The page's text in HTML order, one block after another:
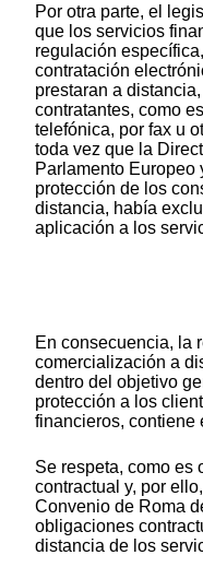
Por otra parte, el
que los servicios
regulación
contratación
prestaran a
contratantes, como
telefónica, por fax u
toda vez que la
Parlamento Europeo
protección de los
distancia, había
aplicación a los
En consecuencia, la
comercialización a
dentro del objetivo
protección a los
financieros, contiene
Se respeta, como es
contractual y, por
Convenio de Roma
obligaciones
distancia de los